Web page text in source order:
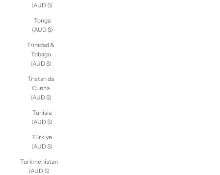
(AUD $)
Tonga
(AUD $)
Trinidad &
Tobago
(AUD $)
Tristan da
Cunha
(AUD $)
Tunisia
(AUD $)
Türkiye
(AUD $)
Turkmenistan
(AUD $)